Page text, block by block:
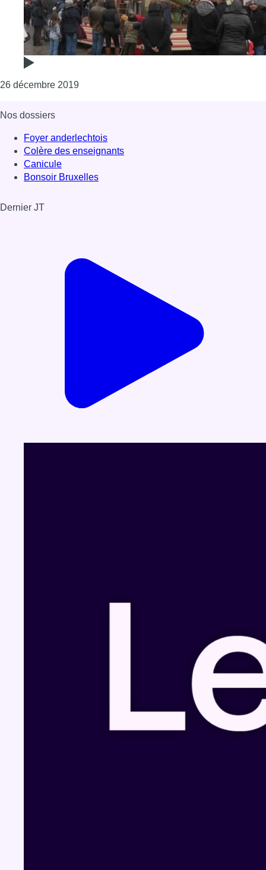
26 décembre 2019Consulter l'article "2019, année record pour
Nos dossiers
Foyer anderlechtois
Colère des enseignants
Canicule
Bonsoir Bruxelles
Dernier JT